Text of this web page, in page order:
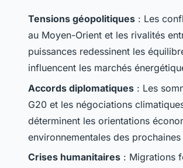
Tensions géopolitiques : Les
au Moyen-Orient et les rivalités
puissances redessinent les
influencent les marchés
Accords diplomatiques : Les
G20 et les négociations
déterminent les orientations
environnementales des
Crises humanitaires : Migrations